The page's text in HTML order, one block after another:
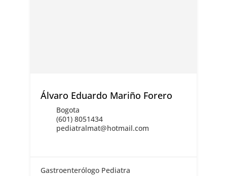
Álvaro Eduardo Mariño Forero
Bogota
(601) 8051434
pediatralmat@hotmail.com
Gastroenterólogo Pediatra